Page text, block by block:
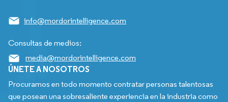
info@mordorintelligence.com
Consultas de medios:
media@mordorintelligence.com
ÚNETE A NOSOTROS
Procuramos en todo momento contratar personas talentosas
que posean una sobresaliente experiencia en la industria como